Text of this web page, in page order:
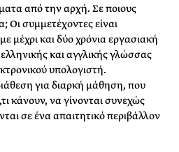
από την αρχή. Σε ποιους
Οι συμμετέχοντες είναι
μέχρι και δύο χρόνια εργασιακή
και αγγλικής γλώσσας
υπολογιστή.
για διαρκή μάθηση, που
κάνουν, να γίνονται συνεχώς
σε ένα απαιτητικό περιβάλλον